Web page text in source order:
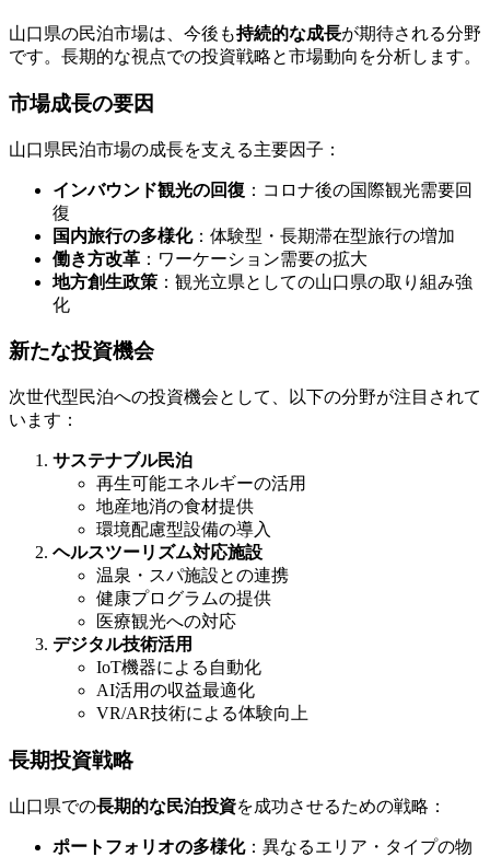
山口県の民泊市場は、今後も持続的な成長が期待される分野
です。長期的な視点での投資戦略と市場動向を分析します。
市場成長の要因
山口県民泊市場の成長を支える主要因子：
インバウンド観光の回復 ：コロナ後の国際観光需要回
復
国内旅行の多様化：体験型・長期滞在型旅行の増加
働き方改革 ：ワーケーション需要の拡大
地方創生政策 ：観光立県としての山口県の取り組み強
化
新たな投資機会
次世代型民泊への投資機会として、以下の分野が注目されて
います：
サステナブル民泊
再生可能エネルギーの活用
地産地消の食材提供
環境配慮型設備の導入
ヘルスツーリズム対応施設
温泉・スパ施設との連携
健康プログラムの提供
医療観光への対応
デジタル技術活用
IoT機器による自動化
AI活用の収益最適化
VR/AR技術による体験向上
長期投資戦略
山口県での長期的な民泊投資を成功させるための戦略：
ポートフォリオの多様化：異なるエリア・タイプの物